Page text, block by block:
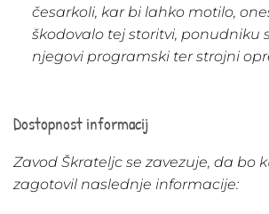
česarkoli, kar bi lahko motilo,
škodovalo tej storitvi, ponudniku
njegovi programski ter strojni
Dostopnost informacij
Zavod Škrateljc se zavezuje, da bo
zagotovil naslednje informacije: